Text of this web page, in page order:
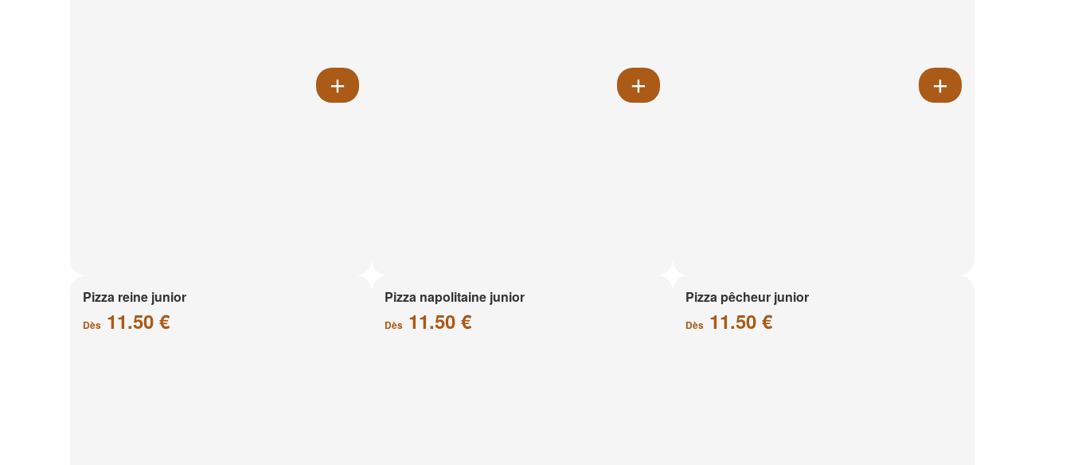
Pizza reine junior
Dès 11.50 €
Pizza napolitaine junior
Dès11.50 €
Pizza pêcheur junior
Dès 11.50 €